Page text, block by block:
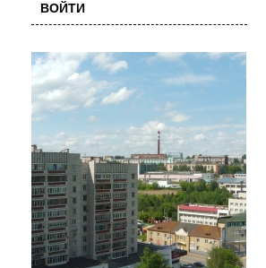
ВОЙТИ